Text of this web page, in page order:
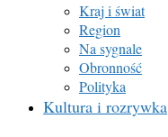
Kraj i świat
Region
Na sygnale
Obronność
Polityka
Kultura i rozrywka